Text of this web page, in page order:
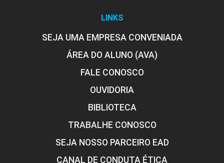
LINKS
SEJA UMA EMPRESA CONVENIADA
ÁREA DO ALUNO (AVA)
FALE CONOSCO
OUVIDORIA
BIBLIOTECA
TRABALHE CONOSCO
SEJA NOSSO PARCEIRO EAD
CANAL DE CONDUTA ÉTICA